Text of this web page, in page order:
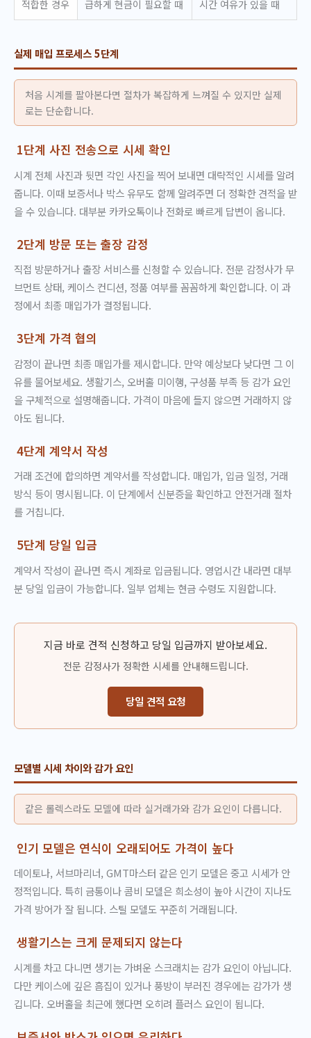
적합한 경우 급하게 현금이 필요할 때 시간 여유가 있을 때
실제 매입 프로세스 5단계
처음 시계를 팔아본다면 절차가 복잡하게 느껴질 수 있지만 실제
로는 단순합니다.
1단계 사진 전송으로 시세 확인
시계 전체 사진과 뒷면 각인 사진을 찍어 보내면 대략적인 시세를 알려
줍니다. 이때 보증서나 박스 유무도 함께 알려주면 더 정확한 견적을 받
을 수 있습니다. 대부분 카카오톡이나 전화로 빠르게 답변이 옵니다.
2단계 방문 또는 출장 감정
직접 방문하거나 출장 서비스를 신청할 수 있습니다. 전문 감정사가 무
브먼트 상태, 케이스 컨디션, 정품 여부를 꼼꼼하게 확인합니다. 이 과
정에서 최종 매입가가 결정됩니다.
3단계 가격 협의
감정이 끝나면 최종 매입가를 제시합니다. 만약 예상보다 낮다면 그 이
유를 물어보세요. 생활기스, 오버홀 미이행, 구성품 부족 등 감가 요인
을 구체적으로 설명해줍니다. 가격이 마음에 들지 않으면 거래하지 않
아도 됩니다.
4단계 계약서 작성
거래 조건에 합의하면 계약서를 작성합니다. 매입가, 입금 일정, 거래
방식 등이 명시됩니다. 이 단계에서 신분증을 확인하고 안전거래 절차
를 거칩니다.
5단계 당일 입금
계약서 작성이 끝나면 즉시 계좌로 입금됩니다. 영업시간 내라면 대부
분 당일 입금이 가능합니다. 일부 업체는 현금 수령도 지원합니다.
지금 바로 견적 신청하고 당일 입금까지 받아보세요.
전문 감정사가 정확한 시세를 안내해드립니다.
당일 견적 요청
모델별 시세 차이와 감가 요인
같은 롤렉스라도 모델에 따라 실거래가와 감가 요인이 다릅니다.
인기 모델은 연식이 오래되어도 가격이 높다
데이토나, 서브마리너, GMT마스터 같은 인기 모델은 중고 시세가 안
정적입니다. 특히 금통이나 콤비 모델은 희소성이 높아 시간이 지나도
가격 방어가 잘 됩니다. 스틸 모델도 꾸준히 거래됩니다.
생활기스는 크게 문제되지 않는다
시계를 차고 다니면 생기는 가벼운 스크래치는 감가 요인이 아닙니다.
다만 케이스에 깊은 흠집이 있거나 풍방이 부러진 경우에는 감가가 생
깁니다. 오버홀을 최근에 했다면 오히려 플러스 요인이 됩니다.